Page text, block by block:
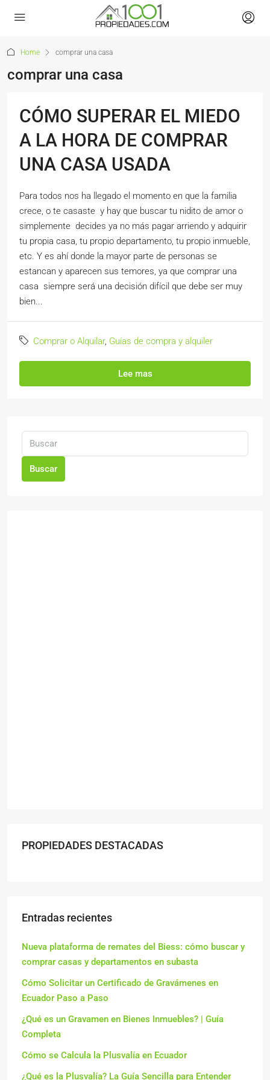
Home comprar una casa
comprar una casa
CÓMO SUPERAR EL MIEDO
A LA HORA DE COMPRAR
UNA CASA USADA
Para todos nos ha llegado el momento en que la familia
crece, o te casaste y hay que buscar tu nidito de amor o
simplemente decides ya no más pagar arriendo y adquirir
tu propia casa, tu propio departamento, tu propio inmueble,
etc. Y es ahí donde la mayor parte de personas se
estancan y aparecen sus temores, ya que comprar una
casa siempre será una decisión difícil que debe ser muy
bien...
Comprar o Alquilar, Guías de compra y alquiler
Lee mas
Buscar
PROPIEDADES DESTACADAS
Entradas recientes
Nueva plataforma de remates del Biess: cómo buscar y
comprar casas y departamentos en subasta
Cómo Solicitar un Certificado de Gravámenes en
Ecuador Paso a Paso
¿Qué es un Gravamen en Bienes Inmuebles? | Guía
Completa
Cómo se Calcula la Plusvalía en Ecuador
¿Qué es la Plusvalía? La Guía Sencilla para Entender